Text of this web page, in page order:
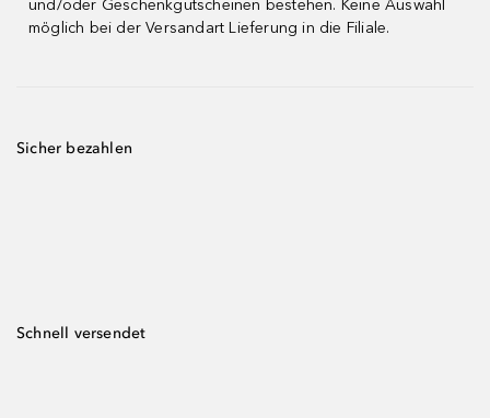
und/oder Geschenkgutscheinen bestehen. Keine Auswahl
möglich bei der Versandart Lieferung in die Filiale.
Sicher bezahlen
Schnell versendet